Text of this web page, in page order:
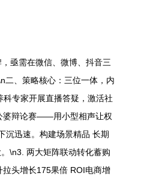
亟需在微信、微博、抖音三
二、策略核心：三位一体，内
专家开展直播答疑，激活社
婆辩论赛——用小型相声让权
沉迅速。构建场景精品 长期
\n3. 两大矩阵联动转化蓄购
头增长175果倍 ROI电商增